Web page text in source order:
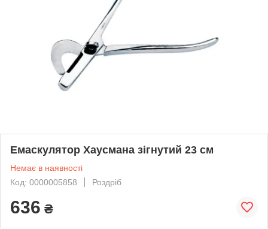
Емаскулятор Хаусмана зігнутий 23 см
Немає в наявності
Код: 0000005858
Роздріб
636 ₴